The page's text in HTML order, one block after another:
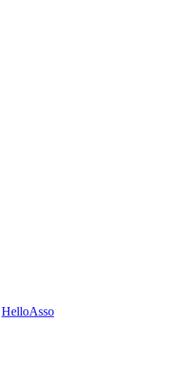
HelloAsso